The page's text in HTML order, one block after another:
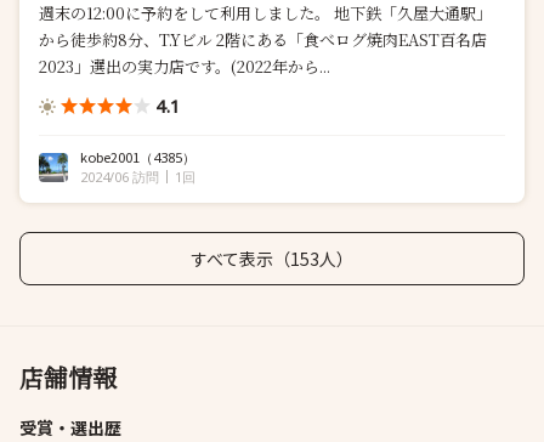
週末の12:00に予約をして利用しました。 地下鉄「久屋大通駅」
から徒歩約8分、T.Yビル 2階にある「食べログ焼肉EAST百名店
2023」選出の実力店です。(2022年から...
4.1
kobe2001 （4385）
2024/06 訪問
1回
すべて表示（153人）
店舗情報
受賞・選出歴